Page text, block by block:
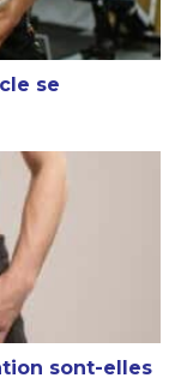
se
elles
sont-elles